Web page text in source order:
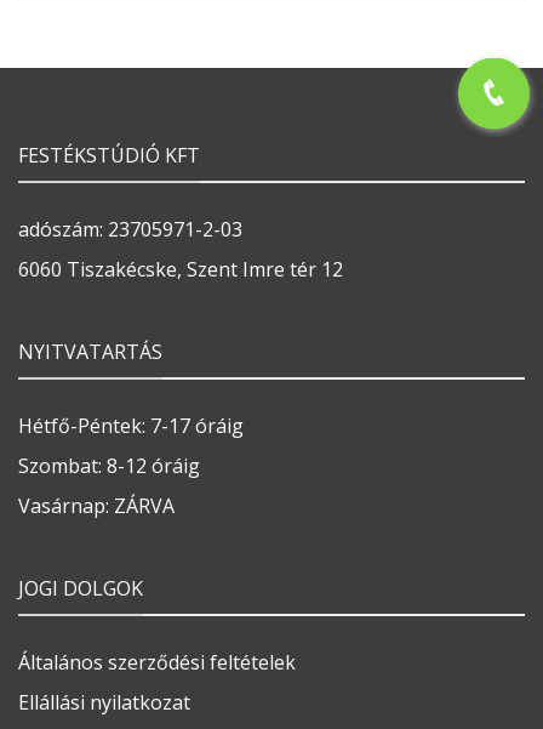
FESTÉKSTÚDIÓ KFT
adószám: 23705971-2-03
6060 Tiszakécske, Szent Imre tér 12
NYITVATARTÁS
Hétfő-Péntek: 7-17 óráig
Szombat: 8-12 óráig
Vasárnap: ZÁRVA
JOGI DOLGOK
Általános szerződési feltételek
Ellállási nyilatkozat